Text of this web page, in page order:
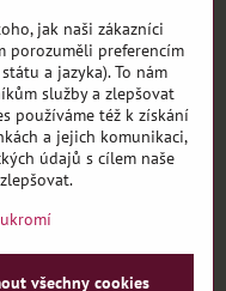
jak naši zákazníci
porozuměli preferencím
a jazyka). To nám
služby a zlepšovat
používáme též k získání
a jejich komunikaci,
údajů s cílem naše
všechny cookies